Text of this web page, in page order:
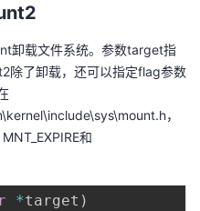
卸载文件系统。参数target指
除了卸载，还可以指定flag参数
，
和
*target )